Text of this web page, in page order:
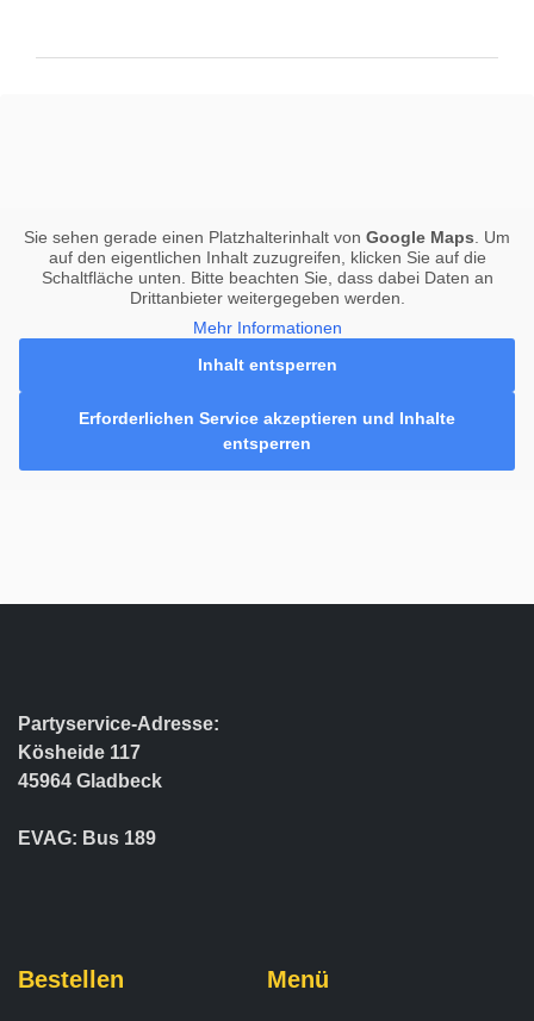
Sie sehen gerade einen Platzhalterinhalt von Google Maps . Um
auf den eigentlichen Inhalt zuzugreifen, klicken Sie auf die
Schaltfläche unten. Bitte beachten Sie, dass dabei Daten an
Drittanbieter weitergegeben werden.
Mehr Informationen
Inhalt entsperren
Erforderlichen Service akzeptieren und Inhalte
entsperren
Partyservice-Adresse:
Kösheide 117
45964 Gladbeck
EVAG: Bus 189
Bestellen Menü